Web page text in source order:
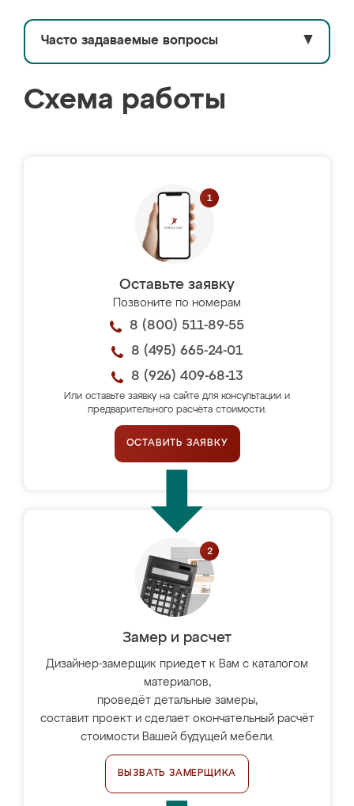
Часто задаваемые вопросы ▼
Схема работы
Оставьте заявку
Позвоните по номерам
8 (800) 511-89-55
8 (495) 665-24-01
8 (926) 409-68-13
Или оставьте заявку на сайте для консультации и
предварительного расчёта стоимости.
ОСТАВИТЬ ЗАЯВКУ
Замер и расчет
Дизайнер-замерщик приедет к Вам с каталогом
материалов,
проведёт детальные замеры,
составит проект и сделает окончательный расчёт
стоимости Вашей будущей мебели.
ВЫЗВАТЬ ЗАМЕРЩИКА